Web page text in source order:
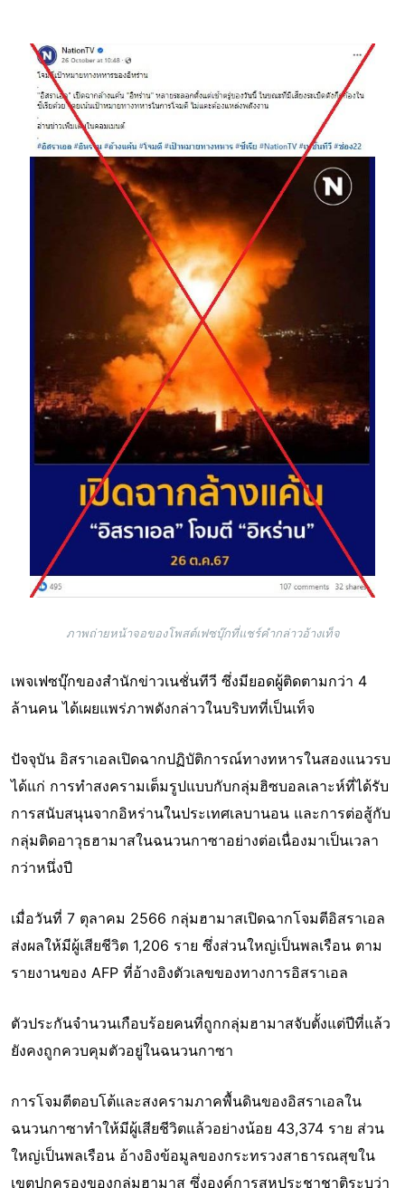
Image
ภาพถ่ายหน้าจอของโพสต์เฟซบุ๊กที่แชร์คำกล่าวอ้างเท็จ
เพจเฟซบุ๊กของสำนักข่าวเนชั่นทีวี ซึ่งมียอดผู้ติดตามกว่า 4
ล้านคน ได้เผยแพร่ภาพดังกล่าวในบริบทที่เป็นเท็จ
ปัจจุบัน อิสราเอลเปิดฉากปฏิบัติการณ์ทางทหารในสองแนวรบ
ได้แก่ การทำสงครามเต็มรูปแบบกับกลุ่มฮิซบอลเลาะห์ที่ได้รับ
การสนับสนุนจากอิหร่านในประเทศเลบานอน และการต่อสู้กับ
กลุ่มติดอาวุธฮามาสในฉนวนกาซาอย่างต่อเนื่องมาเป็นเวลา
กว่าหนึ่งปี
เมื่อวันที่ 7 ตุลาคม 2566 กลุ่มฮามาสเปิดฉากโจมตีอิสราเอล
ส่งผลให้มีผู้เสียชีวิต 1,206 ราย ซึ่งส่วนใหญ่เป็นพลเรือน ตาม
รายงานของ AFP ที่อ้างอิงตัวเลขของทางการอิสราเอล
ตัวประกันจำนวนเกือบร้อยคนที่ถูกกลุ่มฮามาสจับตั้งแต่ปีที่แล้ว
ยังคงถูกควบคุมตัวอยู่ในฉนวนกาซา
การโจมตีตอบโต้และสงครามภาคพื้นดินของอิสราเอลใน
ฉนวนกาซาทำให้มีผู้เสียชีวิตแล้วอย่างน้อย 43,374 ราย ส่วน
ใหญ่เป็นพลเรือน อ้างอิงข้อมูลของกระทรวงสาธารณสุขใน
เขตปกครองของกลุ่มฮามาส ซึ่งองค์การสหประชาชาติระบุว่า